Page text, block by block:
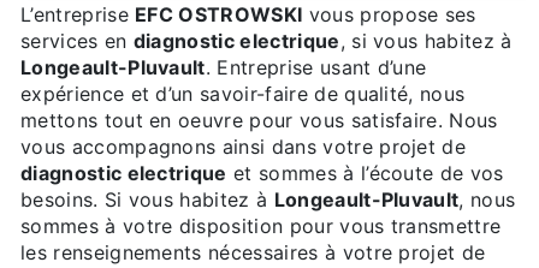
L’entreprise EFC OSTROWSKI vous propose ses
services en diagnostic electrique, si vous habitez à
Longeault-Pluvault. Entreprise usant d’une
expérience et d’un savoir-faire de qualité, nous
mettons tout en oeuvre pour vous satisfaire. Nous
vous accompagnons ainsi dans votre projet de
diagnostic electrique et sommes à l’écoute de vos
besoins. Si vous habitez à Longeault-Pluvault, nous
sommes à votre disposition pour vous transmettre
les renseignements nécessaires à votre projet de